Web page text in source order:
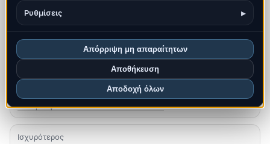
Ρυθμίσεις ▸
Απόρριψη μη απαραίτητων
Αποθήκευση
Αποδοχή όλων
Επισκόπηση
Κορυφαίες περιοχές Συχνές ερωτήσεις
Σεισμοί αυτόν τον μήνα
2
Πιο πρόσφατο UTC: 2026-08-03 02:23:48
Ισχυρότερος